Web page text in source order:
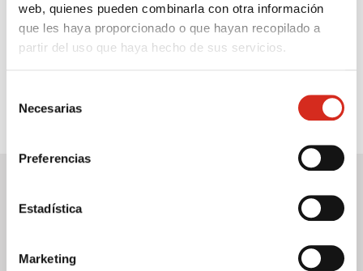
web, quienes pueden combinarla con otra información
que les haya proporcionado o que hayan recopilado a
partir del uso que haya hecho de sus servicios.
Necesarias
Preferencias
Estadística
Marketing